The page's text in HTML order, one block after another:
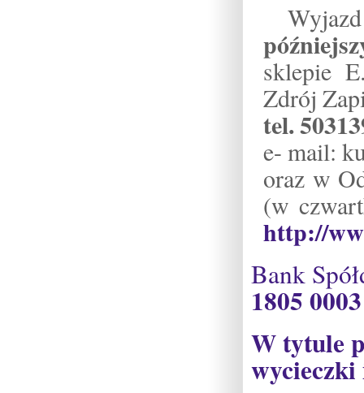
sklepie
Zdrój
tel.
e- mail:
oraz w
(w
http://
Bank
1805 0003
W tytule